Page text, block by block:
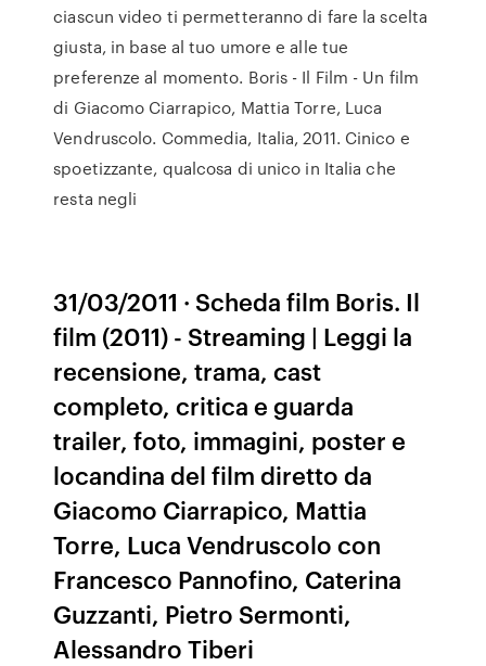
ciascun video ti permetteranno di fare la scelta
giusta, in base al tuo umore e alle tue
preferenze al momento. Boris - Il Film - Un film
di Giacomo Ciarrapico, Mattia Torre, Luca
Vendruscolo. Commedia, Italia, 2011. Cinico e
spoetizzante, qualcosa di unico in Italia che
resta negli
31/03/2011 · Scheda film Boris. Il
film (2011) - Streaming | Leggi la
recensione, trama, cast
completo, critica e guarda
trailer, foto, immagini, poster e
locandina del film diretto da
Giacomo Ciarrapico, Mattia
Torre, Luca Vendruscolo con
Francesco Pannofino, Caterina
Guzzanti, Pietro Sermonti,
Alessandro Tiberi